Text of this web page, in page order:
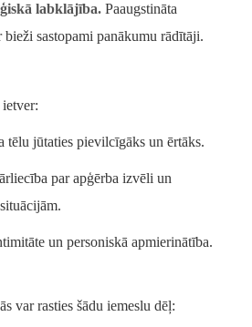
labklājība. Paaugstināta
sastopami panākumu rādītāji.
tēlu jūtaties pievilcīgāks un ērtāks.
par apģērba izvēli un
un personiskā apmierinātība.
var rasties šādu iemeslu dēļ: